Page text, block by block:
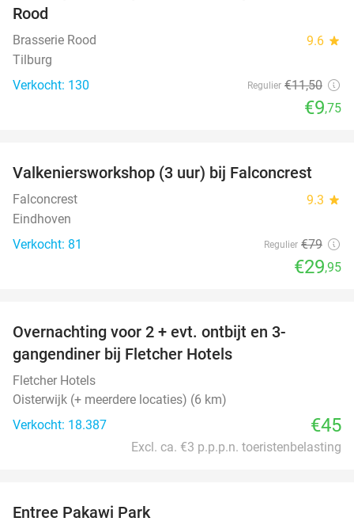
Rood
Brasserie Rood 9.6 star
Tilburg
Verkocht: 130
Regulier €11,50
€9,75
62%
Valkeniersworkshop (3 uur) bij Falconcrest
Falconcrest 9.3 star
Eindhoven
Verkocht: 81
Regulier €79
€29,95
Overnachting voor 2 + evt. ontbijt en 3-
gangendiner bij Fletcher Hotels
Fletcher Hotels
Oisterwijk (+ meerdere locaties) (6 km)
Verkocht: 18.387
€45
Excl. ca. €3 p.p.p.n. toeristenbelasting
Entree Pakawi Park